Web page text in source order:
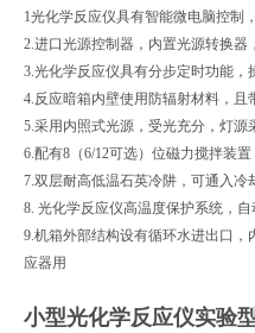
1光化学反应仪具有智能微电脑控制
2.进口光源控制器，内置光源转换器
3.光化学反应仪具有分步定时功能，
4.反应暗箱内壁使用防辐射材料，且
5.采用内照式光源，受光充分，灯源
6.配有8（6/12可选）位磁力搅拌装
7.双层耐高低温石英冷阱，可通入冷
8. 光化学反应仪高温度保护系统，
9.机箱外部结构设有循环水进出口，
应器用
小型光化学反应仪实验